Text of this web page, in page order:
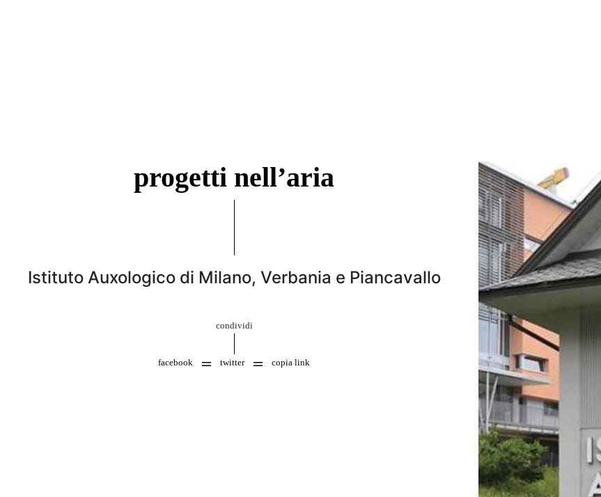
progetti nell’aria
Istituto Auxologico di Milano, Verbania e Piancavallo
condividi
facebook twitter copia link